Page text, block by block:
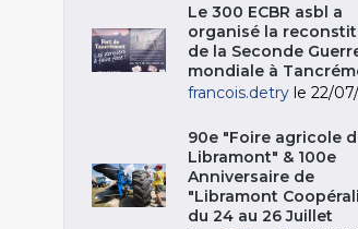
Le 300 ECBR asbl a
organisé la
de la Seconde
mondiale à
francois.detry le 22/
90e "Foire agricole
Libramont" & 100e
Anniversaire de
"Libramont
du 24 au 26 Juillet